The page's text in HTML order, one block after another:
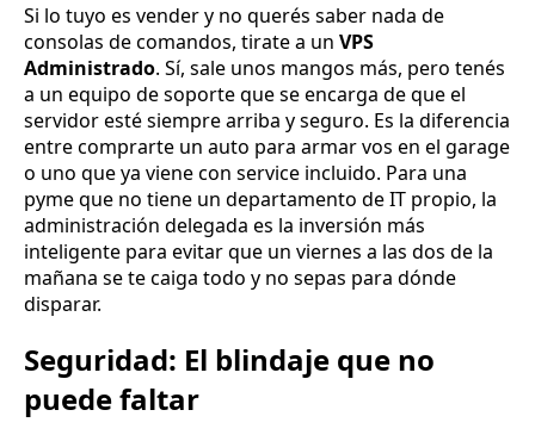
Si lo tuyo es vender y no querés saber nada de
consolas de comandos, tirate a un VPS
Administrado. Sí, sale unos mangos más, pero tenés
a un equipo de soporte que se encarga de que el
servidor esté siempre arriba y seguro. Es la diferencia
entre comprarte un auto para armar vos en el garage
o uno que ya viene con service incluido. Para una
pyme que no tiene un departamento de IT propio, la
administración delegada es la inversión más
inteligente para evitar que un viernes a las dos de la
mañana se te caiga todo y no sepas para dónde
disparar.
Seguridad: El blindaje que no
puede faltar